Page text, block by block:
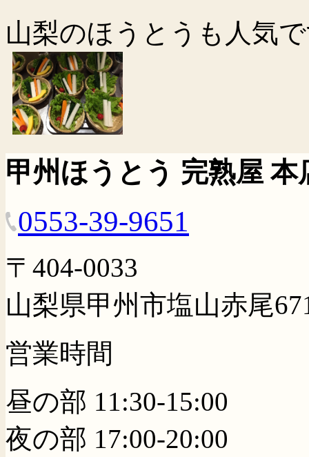
山梨のほうとうも人気
甲州ほうとう 完熟屋 本
0553-39-9651
〒404-0033
山梨県甲州市塩山赤尾
営業時間
昼の部 11:30-15:00
夜の部 17:00-20:00